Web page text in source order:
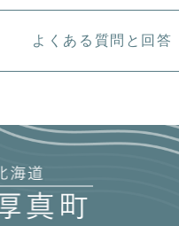
よくある質問と回答